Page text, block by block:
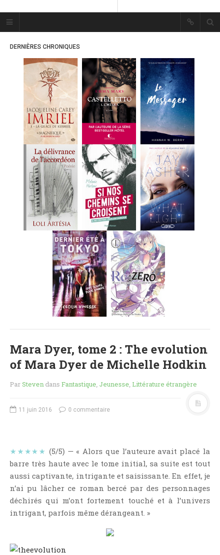
Plume Bleue
« Les mots sont les passants
« Les mots sont les passants
mystérieux de l’âme. »
ACCUEIL
LES PLUMES
MES FUTURES
LECTURES
MES CRITIQUES
MES ARTICLES
MARION
MES FUTURES
LECTURES
MES CRITIQUES
MES ARTICLES
MES FUTURES
LECTURES
MES CRITIQUES
STEVEN
MES FUTURES
MES CRITIQUES
RENDEZ-VOUS LIVRESQUES
SWAPS & CHALLENGES
LES TAGS
QUI SOMMES-NOUS ?
CONTACT
DERNIÈRES CHRONIQUES
Mara Dyer, tome 2 : The evolution
of Mara Dyer de Michelle Hodkin
ParSteven dans Fantastique, Jeunesse, Littérature étrangère
11 juin 2016 0 commentaire
★★★★★ (5/5) — « Alors que l’auteure avait placé la
barre très haute avec le tome initial, sa suite est tout
aussi captivante, intrigante et saisissante. En effet, je
n’ai pu lâcher ce roman bercé par des personnages
déchirés qui m’ont fortement touché et à l’univers
intrigant, parfois même dérangeant. »